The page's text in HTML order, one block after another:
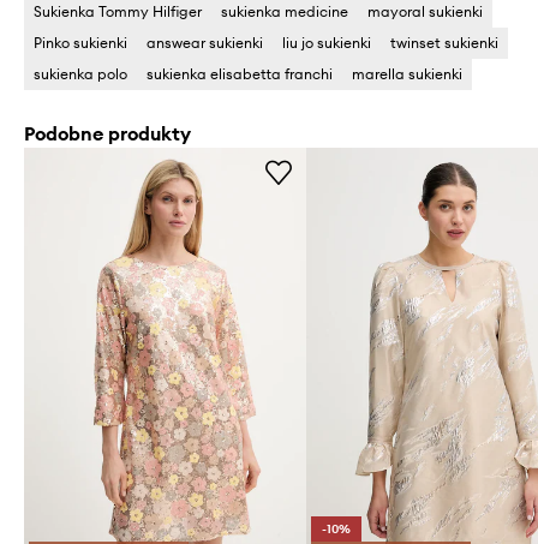
Sukienka Tommy Hilfiger
sukienka medicine
mayoral sukienki
Pinko sukienki
answear sukienki liu jo sukienki
twinset sukienki
sukienka polo
sukienka elisabetta franchi marella sukienki
Podobne produkty
-10%